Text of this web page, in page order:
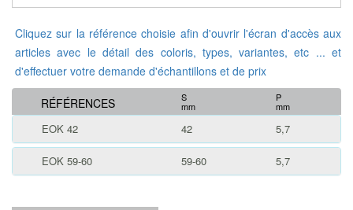
Cliquez sur la référence choisie afin d'ouvrir l'écran d'accès aux
articles avec le détail des coloris, types, variantes, etc ... et
d'effectuer votre demande d'échantillons et de prix
RÉFÉRENCES S
mm
P
mm
EOK 42 42 5,7
EOK 59-60 59-60 5,7